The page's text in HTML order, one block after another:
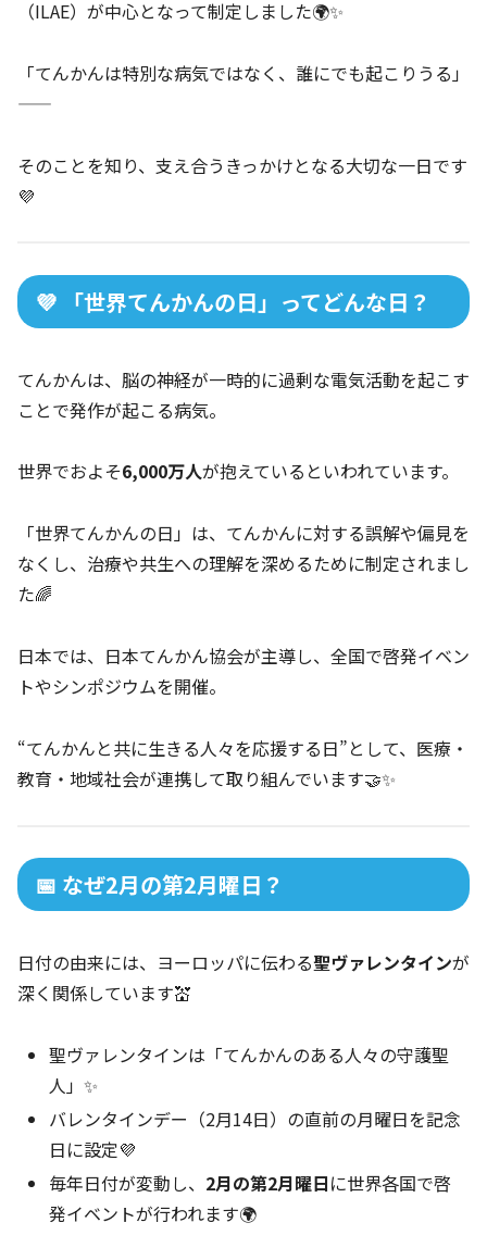
（ILAE）が中心となって制定しました🌍✨
「てんかんは特別な病気ではなく、誰にでも起こりうる」
——
そのことを知り、支え合うきっかけとなる大切な一日です
💜
💜 「世界てんかんの日」ってどんな日？
てんかんは、脳の神経が一時的に過剰な電気活動を起こす
ことで発作が起こる病気。
世界でおよそ6,000万人が抱えているといわれています。
「世界てんかんの日」は、てんかんに対する誤解や偏見を
なくし、治療や共生への理解を深めるために制定されまし
た🌈
日本では、日本てんかん協会が主導し、全国で啓発イベン
トやシンポジウムを開催。
“てんかんと共に生きる人々を応援する日”として、医療・
教育・地域社会が連携して取り組んでいます🤝✨
📅 なぜ2月の第2月曜日？
日付の由来には、ヨーロッパに伝わる聖ヴァレンタインが
深く関係しています💒
聖ヴァレンタインは「てんかんのある人々の守護聖
人」✨
バレンタインデー（2月14日）の直前の月曜日を記念
日に設定💜
毎年日付が変動し、 2月の第2月曜日に世界各国で啓
発イベントが行われます🌍